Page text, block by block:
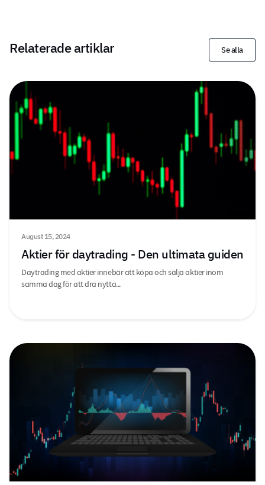
Relaterade artiklar Se alla
August 15, 2024
Aktier för daytrading - Den ultimata guiden
Daytrading med aktier innebär att köpa och sälja aktier inom
samma dag för att dra nytta...